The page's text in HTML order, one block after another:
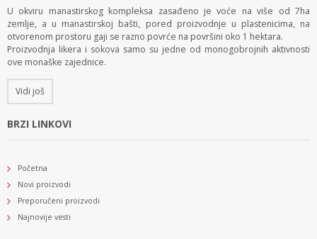
U okviru manastirskog kompleksa zasađeno je voće na više od 7ha
zemlje, a u manastirskoj bašti, pored proizvodnje u plastenicima, na
otvorenom prostoru gaji se razno povrće na površini oko 1 hektara.
Proizvodnja likera i sokova samo su jedne od monogobrojnih aktivnosti
ove monaške zajednice.
Vidi još
BRZI LINKOVI
Početna
Novi proizvodi
Preporučeni proizvodi
Najnovije vesti